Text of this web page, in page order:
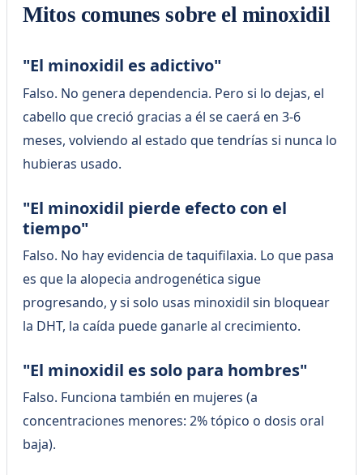
Mitos comunes sobre el minoxidil
"El minoxidil es adictivo"
Falso. No genera dependencia. Pero si lo dejas, el
cabello que creció gracias a él se caerá en 3-6
meses, volviendo al estado que tendrías si nunca lo
hubieras usado.
"El minoxidil pierde efecto con el
tiempo"
Falso. No hay evidencia de taquifilaxia. Lo que pasa
es que la alopecia androgenética sigue
progresando, y si solo usas minoxidil sin bloquear
la DHT, la caída puede ganarle al crecimiento.
"El minoxidil es solo para hombres"
Falso. Funciona también en mujeres (a
concentraciones menores: 2% tópico o dosis oral
baja).